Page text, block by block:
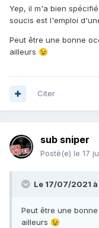
Yep, il m'a bien
soucis est l'emploi
Peut être une bonne
ailleurs 😉
Citer
sub sniper
Posté(e) le 17
Le 17/07/2021 à
Peut être une
ailleurs 😉